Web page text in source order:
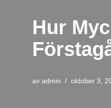
Hur
av admin oktober 3,